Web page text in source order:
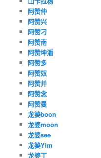
阿赞仲
阿赞兴
阿赞刁
阿赞南
阿赞坤潘
阿赞多
阿赞奴
阿赞并
阿赞念
阿赞曼
龙婆boon
龙婆moon
龙婆see
龙婆Yim
龙婆丁